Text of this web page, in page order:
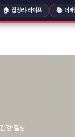
🏠 집정리·라이프 📚 더배
강·질병